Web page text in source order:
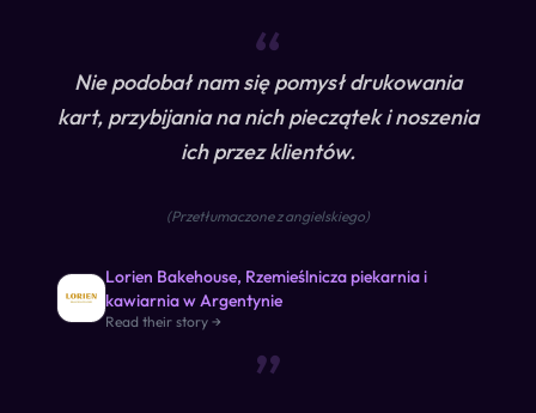
“
Nie podobał nam się pomysł drukowania
kart, przybijania na nich pieczątek i noszenia
ich przez klientów.
(Przetłumaczone z angielskiego)
“
Lorien Bakehouse, Rzemieślnicza piekarnia i
kawiarnia w Argentynie
Read their story →